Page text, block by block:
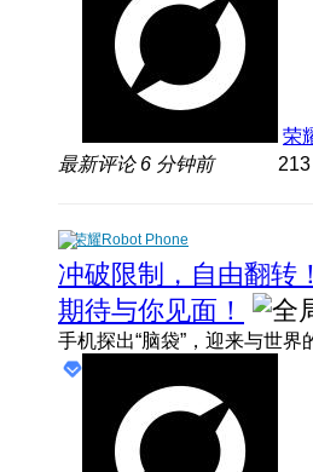
荣
最新评论 6 分钟前 213
荣耀Robot Phone
冲破限制，自由翻转
期待与你见面！
手机探出“脑袋”，迎来与世界